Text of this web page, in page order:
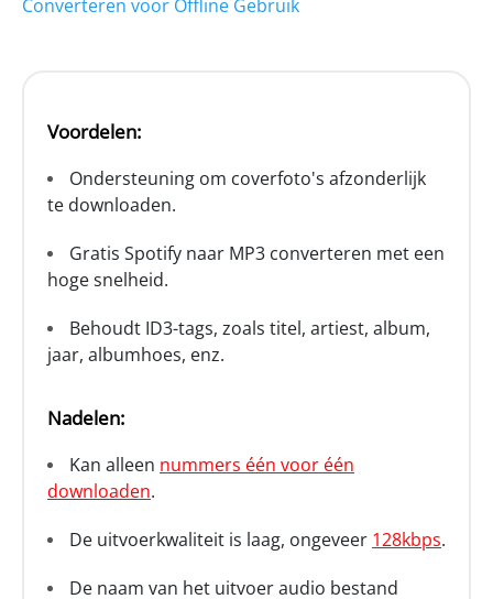
Converteren voor Offline Gebruik
Voordelen:
Ondersteuning om coverfoto's afzonderlijk
te downloaden.
Gratis Spotify naar MP3 converteren met een
hoge snelheid.
Behoudt ID3-tags, zoals titel, artiest, album,
jaar, albumhoes, enz.
Nadelen:
Kan alleen nummers één voor één
downloaden.
De uitvoerkwaliteit is laag, ongeveer 128kbps.
De naam van het uitvoer audio bestand